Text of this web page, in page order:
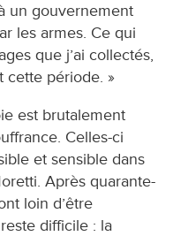
un gouvernement
les armes. Ce qui
que j’ai collectés,
cette période. »
est brutalement
Celles-ci
et sensible dans
Après quarante-
loin d’être
difficile : la